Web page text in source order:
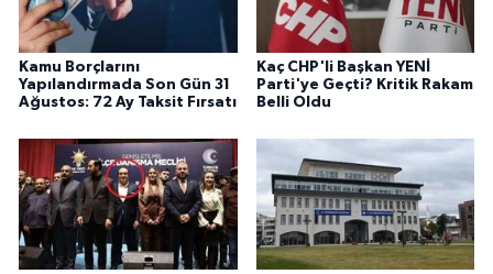
Kamu Borçlarını
Yapılandırmada Son Gün 31
Ağustos: 72 Ay Taksit Fırsatı
Kaç CHP'li Başkan YENİ
Parti'ye Geçti? Kritik Rakam
Belli Oldu